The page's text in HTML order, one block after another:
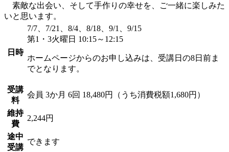
素敵な出会い、そして手作りの幸せを、ご一緒に楽しみた
いと思います。
日時
7/7、7/21、8/4、8/18、9/1、9/15
第1・3火曜日 10:15～12:15
ホームページからのお申し込みは、受講日の8日前ま
でとなります。
受講
料
会員 3か月 6回 18,480円（うち消費税額1,680円）
維持
費
2,244円
途中
受講
できます